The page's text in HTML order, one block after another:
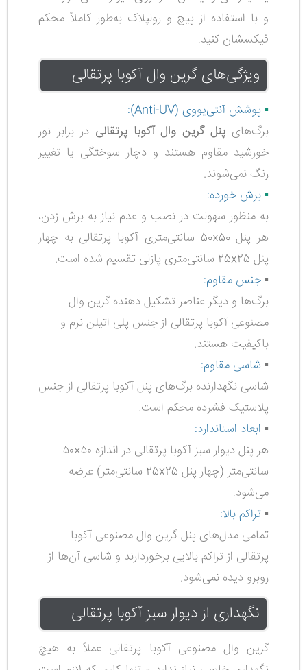
و با استفاده از پیچ و رولپلاک به‌طور کاملاً محکم
فیکسشان کنید.
ویژگی‌های گرین وال آکوبا پرتقالی
▪️ پوشش آنتی‌یووی (Anti-UV)
:
برگ‌های پنل گرین وال آکوبا پرتقالی در برابر نور
خورشید مقاوم هستند و دچار سوختگی یا تغییر
رنگ نمی‌شوند.
▪️ برش خورده:
به منظور سهولت در نصب و عدم نیاز به برش زدن،
هر پنل 50x50 سانتی‌متری آکوبا پرتقالی به چهار
پنل 25x25 سانتی‌متری پازلی تقسیم شده است.
▪️ جنس مقاوم:
برگ‌ها و دیگر عناصر تشکیل دهنده گرین وال
مصنوعی آکوبا پرتقالی از جنس پلی اتیلن نرم و
باکیفیت هستند.
▪️ شاسی مقاوم:
شاسی نگهدارنده برگ‌های پنل آکوبا پرتقالی از جنس
پلاستیک فشرده محکم است.
▪️ ابعاد استاندارد:
هر پنل دیوار سبز آکوبا پرتقالی در اندازه ۵۰×۵۰
سانتی‌متر (چهار پنل 25x25 سانتی‌متر)
عرضه
می‌شود.
▪️ تراکم بالا:
تمامی مدل‌های پنل گرین وال مصنوعی آکوبا
پرتقالی از تراکم بالایی برخوردارند و شاسی آن‌ها از
روبرو دیده نمی‌شود.
نگهداری از دیوار سبز آکوبا پرتقالی
گرین وال مصنوعی آکوبا پرتقالی عملاً به هیچ